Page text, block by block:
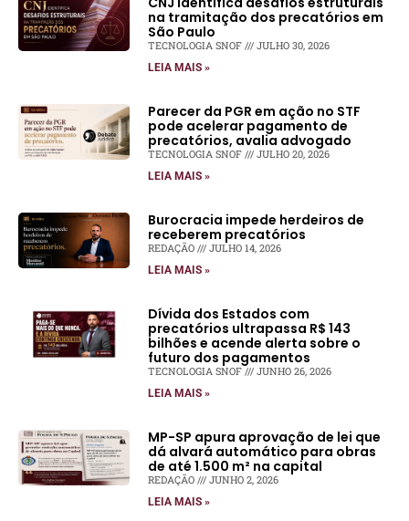
na tramitação dos precatórios em
São Paulo
TECNOLOGIA SNOF JULHO 30, 2026
LEIA MAIS »
Parecer da PGR em ação no STF
pode acelerar pagamento de
precatórios, avalia advogado
TECNOLOGIA SNOF JULHO 20, 2026
LEIA MAIS »
Burocracia impede herdeiros de
receberem precatórios
REDAÇÃO JULHO 14, 2026
LEIA MAIS »
Dívida dos Estados com
precatórios ultrapassa R$ 143
bilhões e acende alerta sobre o
futuro dos pagamentos
TECNOLOGIA SNOF JUNHO 26, 2026
LEIA MAIS »
MP-SP apura aprovação de lei que
dá alvará automático para obras
de até 1.500 m² na capital
REDAÇÃO JUNHO 2, 2026
LEIA MAIS »